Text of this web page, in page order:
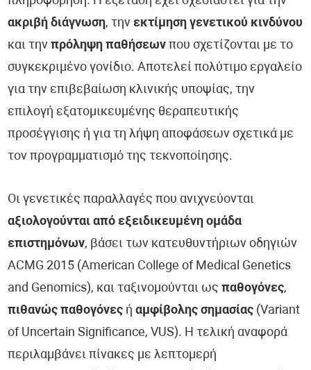
ακριβή διάγνωση, τηνεκτίμηση γενετικού κινδύνου
και τηνπρόληψη παθήσεων που σχετίζονται με το
συγκεκριμένο γονίδιο. Αποτελεί πολύτιμο εργαλείο
για την επιβεβαίωση κλινικής υποψίας, την
επιλογή εξατομικευμένης θεραπευτικής
προσέγγισης ή για τη λήψη αποφάσεων σχετικά με
τον προγραμματισμό της τεκνοποίησης.
Οι γενετικές παραλλαγές που ανιχνεύονται
αξιολογούνται από εξειδικευμένη ομάδα
επιστημόνων, βάσει των κατευθυντήριων οδηγιών
ACMG 2015 (American College of Medical Genetics
and Genomics), και ταξινομούνται ωςπαθογόνες,
πιθανώς παθογόνες ήαμφίβολης σημασίας (Variant
of Uncertain Significance, VUS). Η τελική αναφορά
περιλαμβάνει πίνακες με λεπτομερή